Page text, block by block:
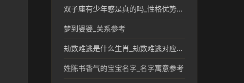
双子座有少年感是真的吗_性格优势解析
梦到婆婆_关系参考
劫数难逃是什么生肖_劫数难逃对应的生肖及传统含义解析
姓陈书香气的宝宝名字_名字寓意参考